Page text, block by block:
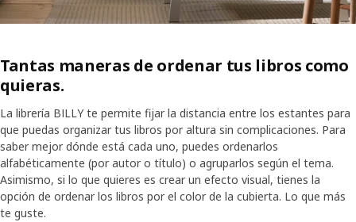
Tantas maneras de ordenar tus libros como
quieras.
La librería BILLY te permite fijar la distancia entre los estantes para
que puedas organizar tus libros por altura sin complicaciones. Para
saber mejor dónde está cada uno, puedes ordenarlos
alfabéticamente (por autor o título) o agruparlos según el tema.
Asimismo, si lo que quieres es crear un efecto visual, tienes la
opción de ordenar los libros por el color de la cubierta. Lo que más
te guste.